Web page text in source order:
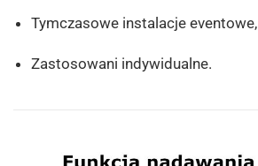
Tymczasowe instalacje eventowe,
Zastosowani indywidualne.